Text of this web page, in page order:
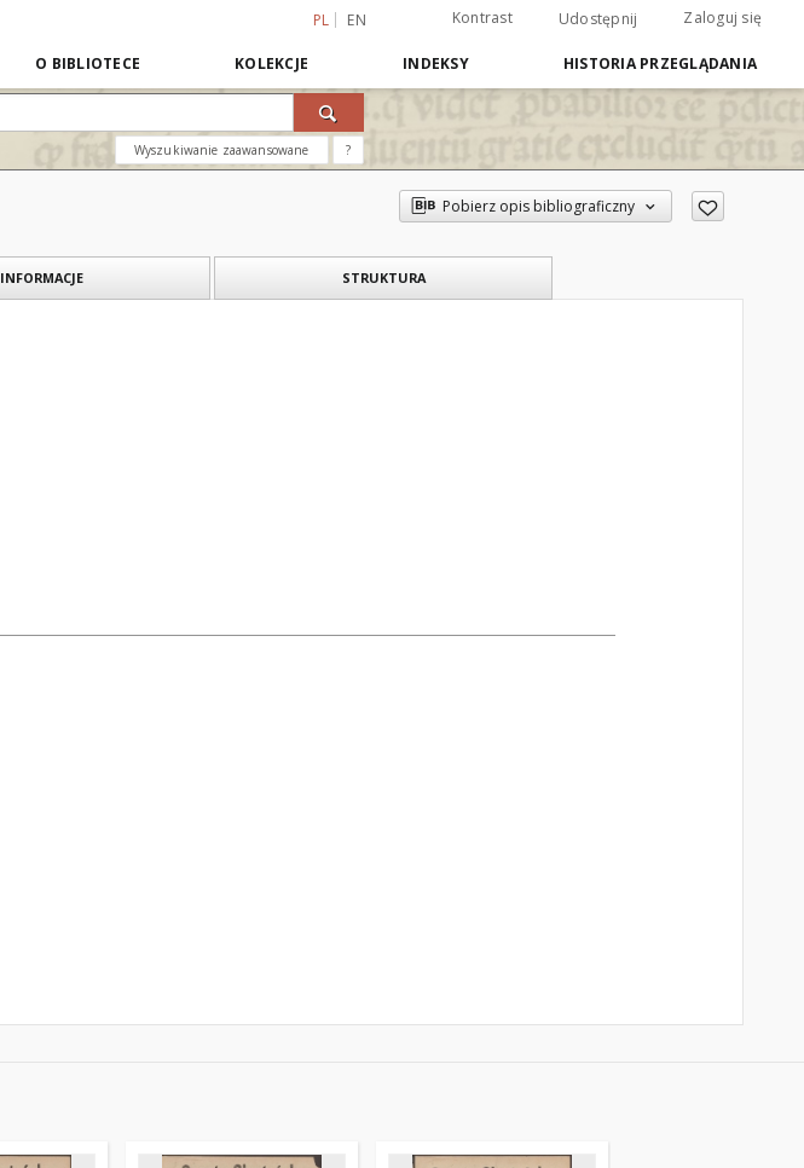
PL EN Kontrast Udostępnij Zaloguj się
O BIBLIOTECE KOLEKCJE INDEKSY HISTORIA PRZEGLĄDANIA
Wyszukiwanie zaawansowane ?
Pobierz opis bibliograficzny
INFORMACJE STRUKTURA